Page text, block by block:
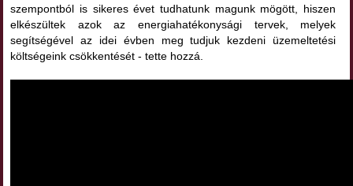
szempontból is sikeres évet tudhatunk magunk mögött, hiszen
elkészültek azok az energiahatékonysági tervek, melyek
segítségével az idei évben meg tudjuk kezdeni üzemeltetési
költségeink csökkentését - tette hozzá.